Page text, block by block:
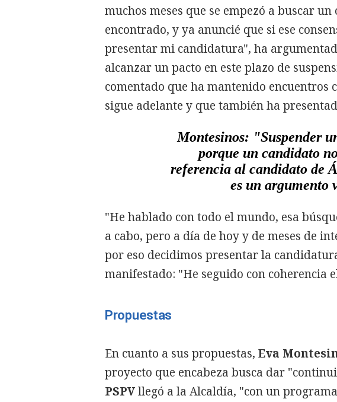
muchos meses que se empezó a buscar un
encontrado, y ya anuncié que si ese
presentar mi candidatura", ha
alcanzar un pacto en este plazo de
comentado que ha mantenido encuentros
sigue adelante y que también ha
Montesinos: "Suspender
porque un candidato
referencia al candidato de
es un argumento
"He hablado con todo el mundo, esa
a cabo, pero a día de hoy y de meses de
por eso decidimos presentar la
manifestado: "He seguido con coherencia
Propuestas
En cuanto a sus propuestas, Eva
proyecto que encabeza busca dar
PSPVllegó a la Alcaldía, "con un